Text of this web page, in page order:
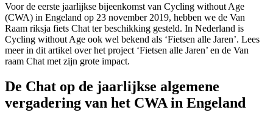
Voor de eerste jaarlijkse bijeenkomst van Cycling without Age
(CWA) in Engeland op 23 november 2019, hebben we de Van
Raam riksja fiets Chat ter beschikking gesteld. In Nederland is
Cycling without Age ook wel bekend als ‘Fietsen alle Jaren’. Lees
meer in dit artikel over het project ‘Fietsen alle Jaren’ en de Van
raam Chat met zijn grote impact.
De Chat op de jaarlijkse algemene
vergadering van het CWA in Engeland